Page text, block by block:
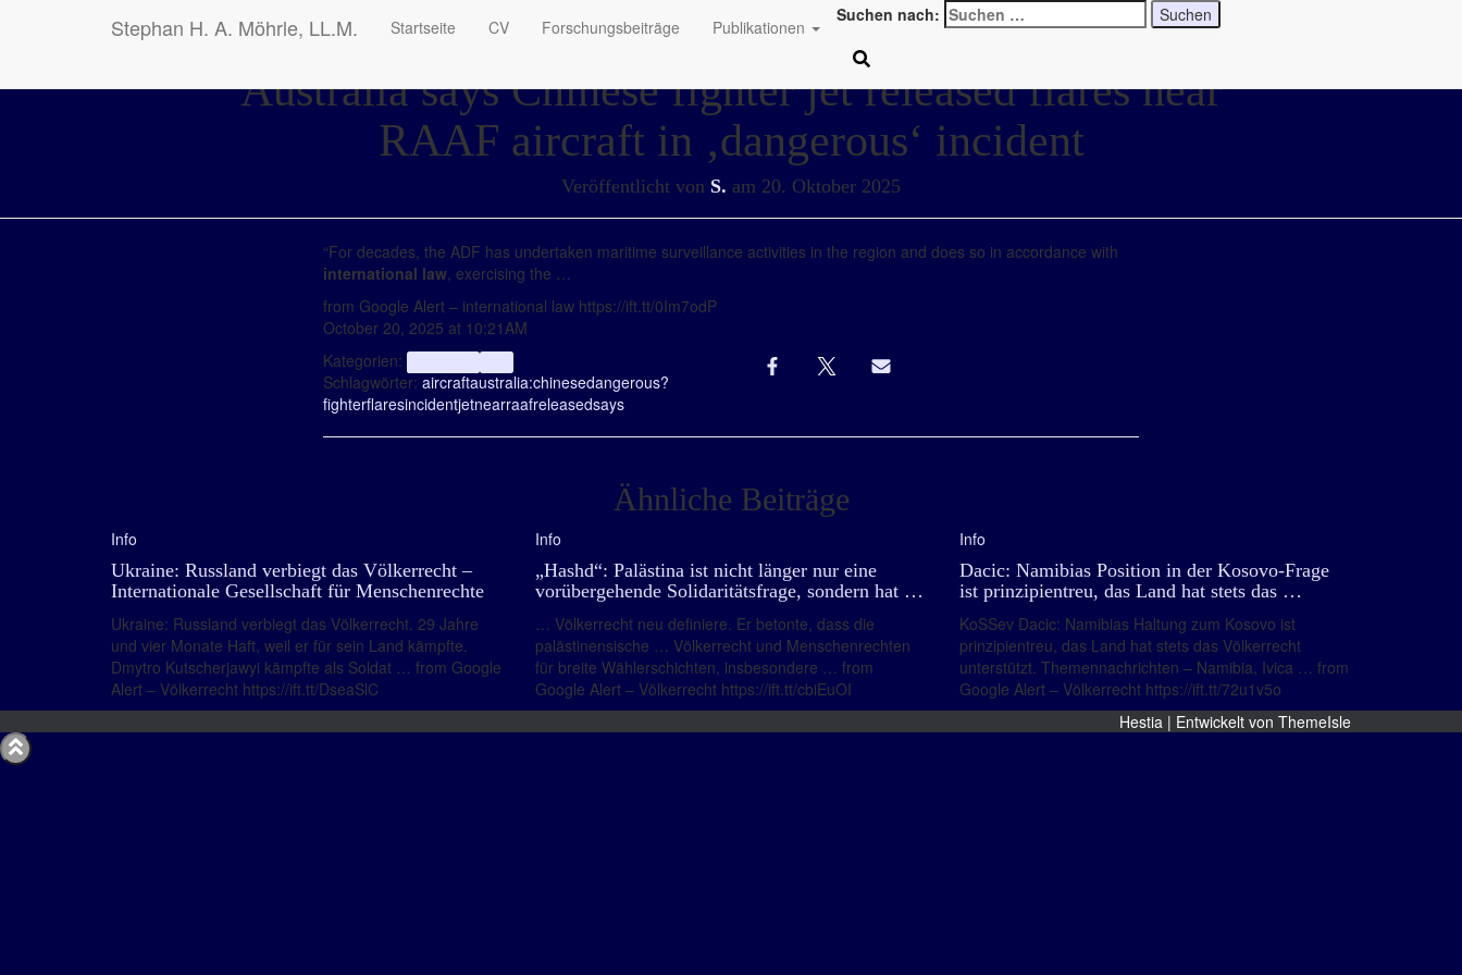
Stephan H. A. Möhrle, LL.M. Startseite CV Forschungsbeiträge Publikationen
Suchen nach:
Australia says Chinese fighter jet released flares near
RAAF aircraft in ‚dangerous‘ incident
Veröffentlicht von S. am 20. Oktober 2025
“For decades, the ADF has undertaken maritime surveillance activities in the region and does so in accordance with
international law, exercising the …
from Google Alert – international law https://ift.tt/0Im7odP
October 20, 2025 at 10:21AM
Kategorien:
Schlagwörter: aircraftaustralia:chinesedangerous?
fighterflaresincidentjetnearraafreleasedsays
Ähnliche Beiträge
Info
Ukraine: Russland verbiegt das Völkerrecht –
Internationale Gesellschaft für Menschenrechte
Ukraine: Russland verbiegt das Völkerrecht. 29 Jahre
und vier Monate Haft, weil er für sein Land kämpfte.
Dmytro Kutscherjawyi kämpfte als Soldat … from Google
Alert – Völkerrecht https://ift.tt/DseaSlC
Info
„Hashd“: Palästina ist nicht länger nur eine
vorübergehende Solidaritätsfrage, sondern hat …
… Völkerrecht neu definiere. Er betonte, dass die
palästinensische … Völkerrecht und Menschenrechten
für breite Wählerschichten, insbesondere … from
Google Alert – Völkerrecht https://ift.tt/cbiEuOI
Info
Dacic: Namibias Position in der Kosovo-Frage
ist prinzipientreu, das Land hat stets das …
KoSSev Dacic: Namibias Haltung zum Kosovo ist
prinzipientreu, das Land hat stets das Völkerrecht
unterstützt. Themennachrichten – Namibia, Ivica … from
Google Alert – Völkerrecht https://ift.tt/72u1v5o
Hestia | Entwickelt von ThemeIsle